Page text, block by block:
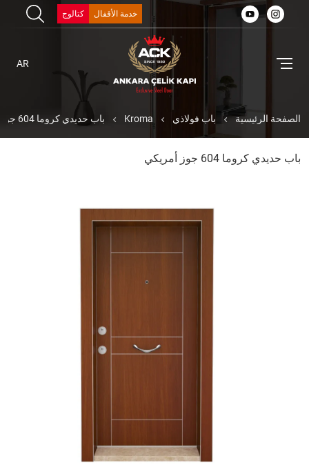
خدمة الأقفال كتالوج
AR
الصفحة الرئيسية باب فولاذي Kroma باب حديدي كروما 604 جوز أمريكي
باب حديدي كروما 604 جوز أمريكي